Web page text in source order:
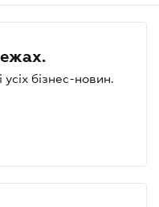
бізнес-новин.